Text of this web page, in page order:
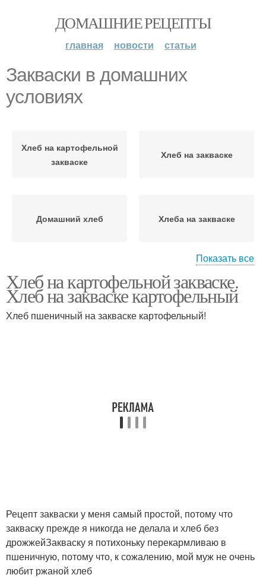
ДОМАШНИЕ РЕЦЕПТЫ
главная новости статьи
Закваски в домашних
условиях
Хлеб на картофельной
закваске
Хлеб на закваске
Домашний хлеб Хлеба на закваске
Натуральная закваска Закваска для хлеба
Закваска с зерном Хмелевая закваска
Показать все
Хлеб на картофельной закваске.
Хлеб на закваске картофельный
Хлеб пшеничный на закваске картофельный!
Рецепт закваски у меня самый простой, потому что
закваску прежде я никогда не делала и хлеб без
дрожжейЗакваску я потихоньку перекармливаю в
пшеничную, потому что, к сожалению, мой муж не очень
любит ржаной хлеб